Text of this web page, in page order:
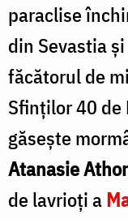
paraclise
din Sevastia
făcătorul de
Sfinţilor 40 de
găseşte
Atanasie
de lavrioţi a